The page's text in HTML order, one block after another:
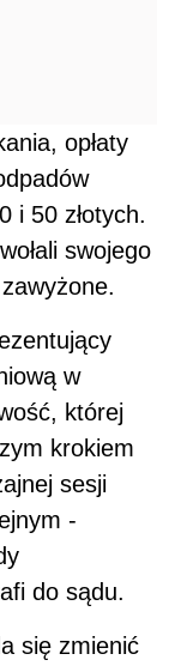
opłaty
i 50 złotych.
swojego
w
której
krokiem
sesji
-
do sądu.
się zmienić